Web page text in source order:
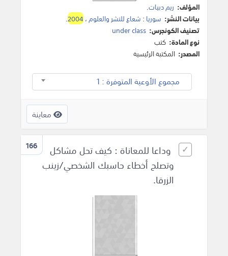
المؤلف: ريم دبيات.
بيانات النشر: سوريا : شعاع للنشر والعلوم،2004
.
تصنيف الكونجرس: under class
نوع المادة: كتب
المصدر: المكتبة الرئيسية
مجموع الأوعية المتوفرة : 1
معاينة
166
وداعا للمعاناة : كيف تحل مشاكل
وتصلح أخطاء حاسبك الشخصي/زينب
الزرقا.